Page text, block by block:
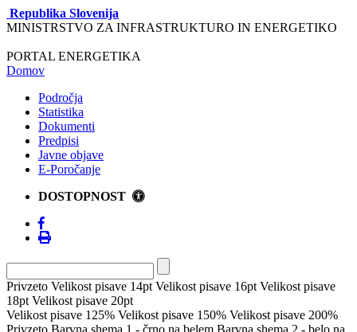
Republika Slovenija
MINISTRSTVO ZA INFRASTRUKTURO IN ENERGETIKO
PORTAL ENERGETIKA
Domov
Področja
Statistika
Dokumenti
Predpisi
Javne objave
E-Poročanje
DOSTOPNOST
Privzeto Velikost pisave 14pt Velikost pisave 16pt Velikost pisave
18pt Velikost pisave 20pt
Velikost pisave 125% Velikost pisave 150% Velikost pisave 200%
Privzeto Barvna shema 1 - črno na belem Barvna shema 2 - belo na